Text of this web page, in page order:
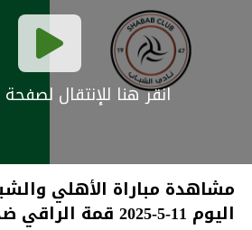
انقر هنا للإنتقال
مشاهدة مباراة الأهلي
اليوم 11-5-2025 قمة الراقي ضد الليوث